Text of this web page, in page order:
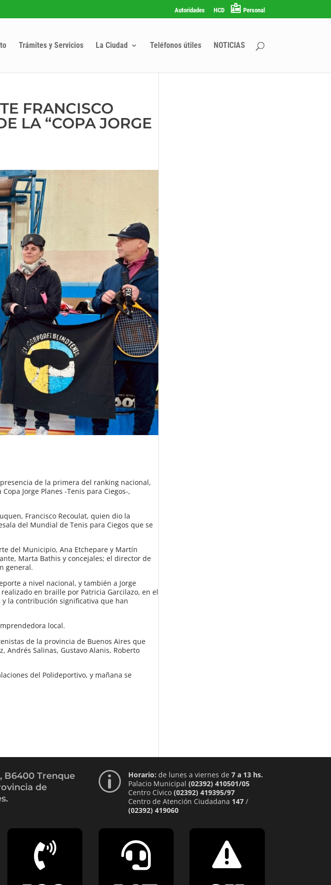
Autoridades HCD Personal
Trámites y Servicios La Ciudad Teléfonos útiles NOTICIAS
FRANCISCO
LA “COPA JORGE
de la primera del ranking nacional,
Jorge Planes -Tenis para Ciegos-,
Francisco Recoulat, quien dio la
del Mundial de Tenis para Ciegos que se
del Municipio, Ana Etchepare y Martín
Marta Bathis y concejales; el director de
general.
a nivel nacional, y también a Jorge
en braille por Patricia Garcilazo, en el
la contribución significativa que han
local.
de la provincia de Buenos Aires que
Andrés Salinas, Gustavo Alanis, Roberto
del Polideportivo, y mañana se
B6400 Trenque
de
p Horario: de lunes a viernes de 7 a 13 hs.
Palacio Municipal (02392) 410501/05
Centro Cívico (02392) 419395/97
Centro de Atención Ciudadana 147/
(02392) 419060
  